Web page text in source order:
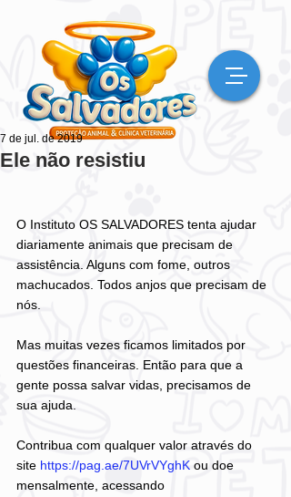
Ele não resistiu
7 de jul. de 2019
O Instituto OS SALVADORES tenta ajudar
diariamente animais que precisam de
assistência. Alguns com fome, outros
machucados. Todos anjos que precisam de
nós.
Mas muitas vezes ficamos limitados por
questões financeiras. Então para que a
gente possa salvar vidas, precisamos de
sua ajuda.
Contribua com qualquer valor através do
site https://pag.ae/7UVrVYghK ou doe
mensalmente, acessando